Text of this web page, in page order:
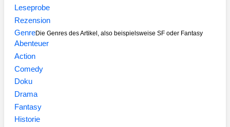
Leseprobe
Rezension
GenreDie Genres des Artikel, also beispielsweise SF oder Fantasy
Abenteuer
Action
Comedy
Doku
Drama
Fantasy
Historie